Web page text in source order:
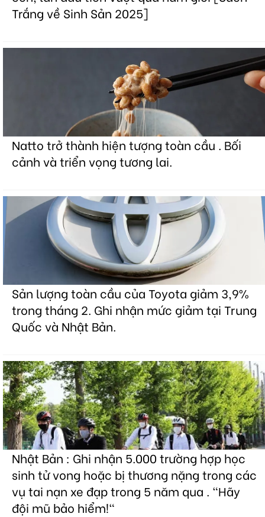
Trắng về Sinh Sản 2025]
Natto trở thành hiện tượng toàn cầu . Bối
cảnh và triển vọng tương lai.
Sản lượng toàn cầu của Toyota giảm 3,9%
trong tháng 2. Ghi nhận mức giảm tại Trung
Quốc và Nhật Bản.
Nhật Bản : Ghi nhận 5.000 trường hợp học
sinh tử vong hoặc bị thương nặng trong các
vụ tai nạn xe đạp trong 5 năm qua . "Hãy
đội mũ bảo hiểm!"